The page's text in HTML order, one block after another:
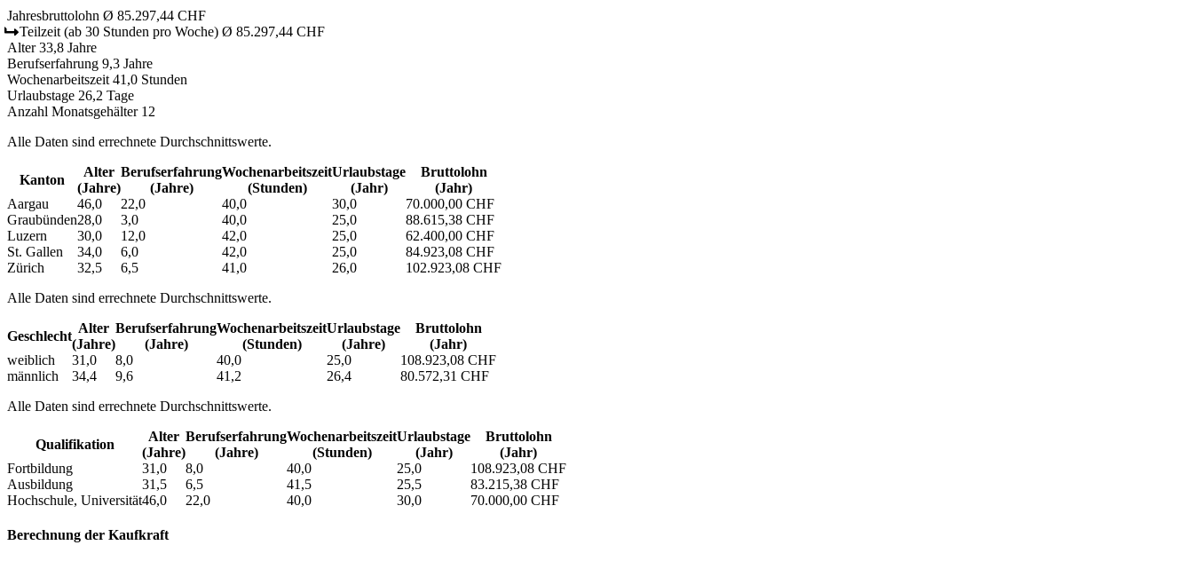
Jahresbruttolohn Ø 85.297,44 CHF
Teilzeit (ab 30 Stunden pro Woche) Ø 85.297,44 CHF
Alter 33,8 Jahre
Berufserfahrung 9,3 Jahre
Wochenarbeitszeit 41,0 Stunden
Urlaubstage 26,2 Tage
Anzahl Monatsgehälter 12
Alle Daten sind errechnete Durchschnittswerte.
Kanton
Alter
(Jahre)
Berufs­erfahrung
(Jahre)
Wochen­arbeitszeit
(Stunden)
Urlaubs­tage
(Jahr)
Bruttolohn
(Jahr)
Aargau
46,0 22,0 40,0 30,0
70.000,00 CHF
Graubünden28,0 3,0 40,0 25,0
88.615,38 CHF
Luzern
30,0 12,0 42,0 25,0
62.400,00 CHF
St. Gallen
34,0 6,0 42,0 25,0
84.923,08 CHF
Zürich
32,5 6,5 41,0 26,0
102.923,08 CHF
Alle Daten sind errechnete Durchschnittswerte.
Geschlecht
Alter
(Jahre)
Berufs­erfahrung
(Jahre)
Wochen­arbeitszeit
(Stunden)
Urlaubs­tage
(Jahre)
Bruttolohn
(Jahr)
weiblich
31,0 8,0 40,0 25,0
108.923,08 CHF
männlich
34,4 9,6 41,2 26,4
80.572,31 CHF
Alle Daten sind errechnete Durchschnittswerte.
Qualifikation
Alter
(Jahre)
Berufs­erfahrung
(Jahre)
Wochen­arbeitszeit
(Stunden)
Urlaubs­tage
(Jahr)
Bruttolohn
(Jahr)
Fortbildung
31,0 8,0 40,0 25,0
108.923,08 CHF
Ausbildung
31,5 6,5 41,5 25,5
83.215,38 CHF
Hochschule, Universität46,0 22,0 40,0 30,0 70.000,00 CHF
Berechnung der Kaufkraft